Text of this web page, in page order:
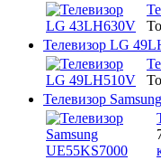
Телевизор LG
Телевизор